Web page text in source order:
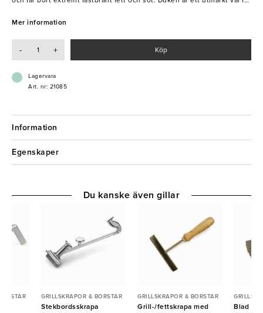
Mer information
- + Köp
Lagervara
Art. nr: 21085
Information
Egenskaper
GRILLSKRAPOR & BORSTAR
Stekbordsskrapa
GRILLSKRAPOR & BORSTAR
Grill-/fettskrapa med
Blad till
Du kanske även gillar